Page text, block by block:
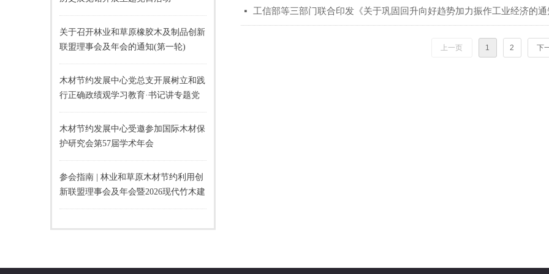
넷 工信部等三部门联合印发《关于巩固回升向好趋势加力振作工业经济的通
上一页 1 2 下
关于召开林业和草原橡胶木及制品创新
联盟理事会及年会的通知(第一轮)
木材节约发展中心党总支开展树立和践
行正确政绩观学习教育·书记讲专题党
课活动
木材节约发展中心受邀参加国际木材保
护研究会第57届学术年会
参会指南 | 林业和草原木材节约利用创
新联盟理事会及年会暨2026现代竹木建
材应用推广交流会即将召开！